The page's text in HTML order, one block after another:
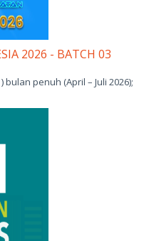
2026 - BATCH 03
penuh (April – Juli 2026);